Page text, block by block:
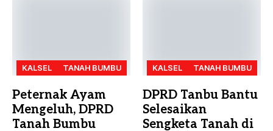
KALSEL TANAH BUMBU
Peternak Ayam
Mengeluh, DPRD
Tanah Bumbu
KALSEL TANAH BUMBU
DPRD Tanbu Bantu
Selesaikan
Sengketa Tanah di